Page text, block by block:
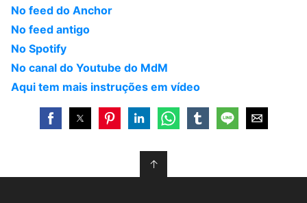
No feed do Anchor
No feed antigo
No Spotify
No canal do Youtube do MdM
Aqui tem mais instruções em vídeo
↑